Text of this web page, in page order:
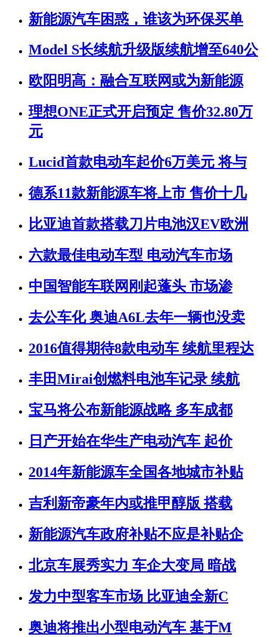
新能源汽车困惑，谁该为环保买单
Model S长续航升级版续航增至640公
欧阳明高：融合互联网或为新能源
理想ONE正式开启预定 售价32.80万
元
Lucid首款电动车起价6万美元 将与
德系11款新能源车将上市 售价十几
比亚迪首款搭载刀片电池汉EV欧洲
六款最佳电动车型 电动汽车市场
中国智能车联网刚起蓬头 市场渗
去公车化 奥迪A6L去年一辆也没卖
2016值得期待8款电动车 续航里程达
丰田Mirai创燃料电池车记录 续航
宝马将公布新能源战略 多车成都
日产开始在华生产电动汽车 起价
2014年新能源车全国各地城市补贴
吉利新帝豪年内或推甲醇版 搭载
新能源汽车政府补贴不应是补贴企
北京车展秀实力 车企大变局 暗战
发力中型客车市场 比亚迪全新C
奥迪将推出小型电动汽车 基于M